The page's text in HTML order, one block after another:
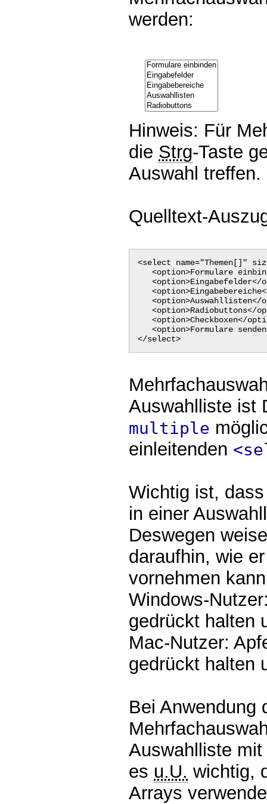
werden:
Hinweis: Für
die Strg-Taste
Auswahl treffen.
Quelltext-
<select name="Themen[]"
<option>Formulare
<option>Eingabefelder</
<option>Auswahllisten</
<option>Radiobuttons</
<option>Checkboxen</
<option>Formulare
</select>
Auswahlliste ist
multiple
einleitenden
Wichtig ist,
in einer
Deswegen
daraufhin, wie
vornehmen
Windows-
gedrückt halten
Mac-Nutzer:
gedrückt halten
Bei Anwendung
Auswahlliste
es u.U. wichtig,
Arrays